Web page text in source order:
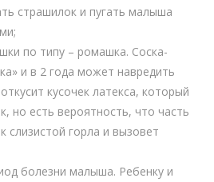
страшилок и пугать малыша
по типу – ромашка. Соска-
и в 2 года может навредить
кусочек латекса, который
но есть вероятность, что часть
слизистой горла и вызовет
болезни малыша. Ребенку и